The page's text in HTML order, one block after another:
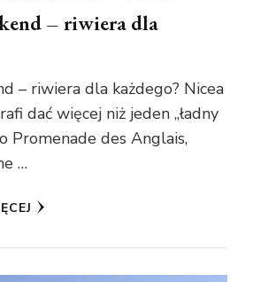
– riwiera dla
– riwiera dla każdego? Nicea
dać więcej niż jeden „ładny
Promenade des Anglais,
…